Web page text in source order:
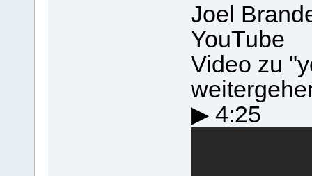
Joel
YouTube
Video zu
▶ 4:25